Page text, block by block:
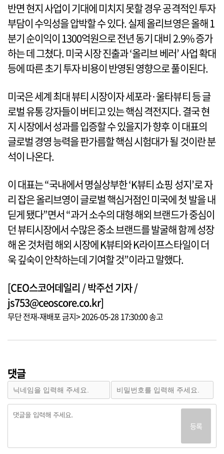
반면 현지 사업이 기대에 미치지 못할 경우 공격적인 투자
부담이 수익성을 압박할 수 있다. 실제 올리브영은 올해 1
분기 순이익이 1300억원으로 전년 동기 대비 2.9% 증가
하는 데 그쳤다. 미국 시장 진출과 ‘올리브 베러’ 사업 확대
등에 따른 초기 투자 비용이 반영된 영향으로 풀이된다.
미국은 세계 최대 뷰티 시장이자 세포라·울타뷰티 등 글
로벌 유통 강자들이 버티고 있는 핵심 격전지다. 결국 현
지 시장에서 성과를 입증할 수 있을지가 향후 이 대표의
글로벌 경영 능력을 판가름할 핵심 시험대가 될 것이란 분
석이 나온다.
이 대표는 “국내에서 명실상부한 ‘K뷰티 쇼핑 성지’로 자
리 잡은 올리브영이 글로벌 핵심거점인 미국에 첫 발을 내
딛게 됐다”면서 “과거 소수의 대형‧해외 브랜드가 중심이
던 뷰티시장에서 수많은 중소 브랜드를 발굴해 함께 성장
해 온 것처럼 해외 시장에 K뷰티와 K라이프스타일이 더
욱 깊숙이 안착하는데 기여할 것”이라고 말했다.
[CEO스코어데일리 / 박주선 기자 /
js753@ceoscore.co.kr]
무단 전재-재배포 금지> 2026-05-28 17:30:00 송고
댓글
등록